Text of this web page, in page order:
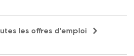
les offres d'emploi